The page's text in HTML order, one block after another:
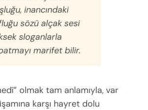
inancındaki
sözü alçak sesi
sloganlarla
marifet bilir.
olmak tam anlamıyla, var
karşı hayret dolu